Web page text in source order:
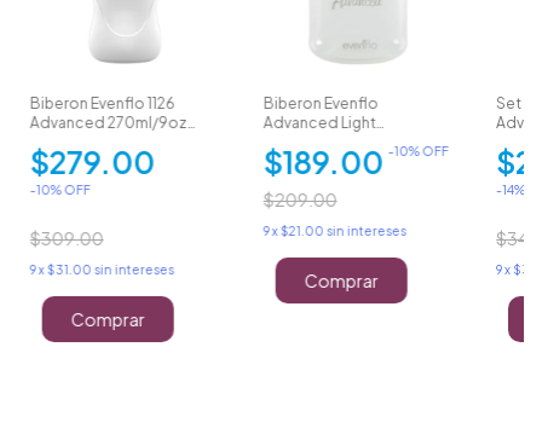
Biberon Evenflo 1126
Advanced 270ml/9oz
$279.00
-10% OFF
$309.00
9x$31.00 sin intereses
Comprar
Biberon Evenflo
Advanced Light
0m+
$189.00 -10% OFF
$209.00
9x$21.00 sin intereses
Comprar
Set
-14%
9x